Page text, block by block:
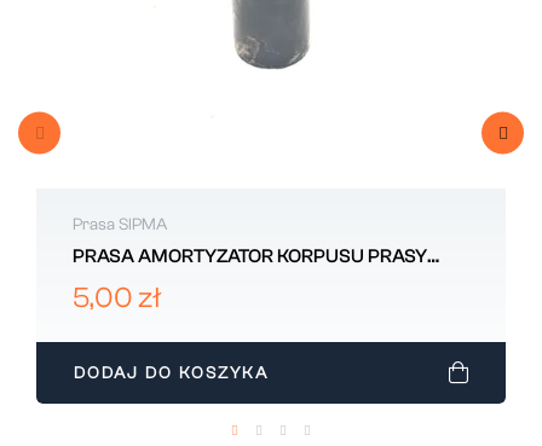
Prasa SIPMA
PRASA AMORTYZATOR KORPUSU PRASY
SIPMA 5223031420
5,00 zł
DODAJ DO KOSZYKA